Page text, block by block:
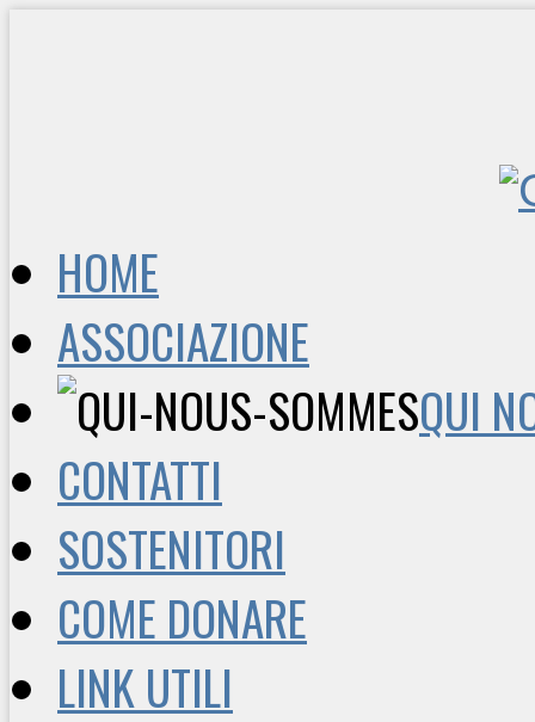
HOME
ASSOCIAZIONE
QUI
CONTATTI
SOSTENITORI
COME DONARE
LINK UTILI